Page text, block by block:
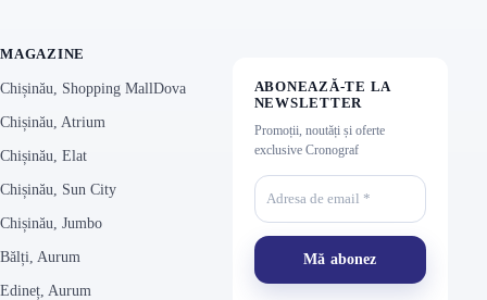
MAGAZINE
Chișinău, Shopping MallDova
Chișinău, Atrium
Chișinău, Elat
Chișinău, Sun City
Chișinău, Jumbo
Bălți, Aurum
Edineț, Aurum
ABONEAZĂ-TE LA
NEWSLETTER
Promoții, noutăți și oferte
exclusive Cronograf